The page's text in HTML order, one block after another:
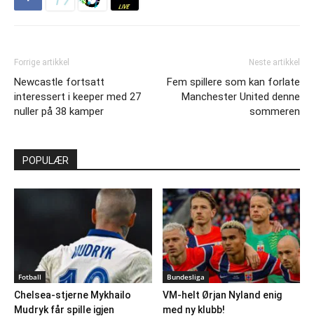
Forrige artikkel
Newcastle fortsatt
interessert i keeper med 27
nuller på 38 kamper
Neste artikkel
Fem spillere som kan forlate
Manchester United denne
sommeren
POPULÆR
Fotball
Chelsea-stjerne Mykhailo
Mudryk får spille igjen
Bundesliga
VM-helt Ørjan Nyland enig
med ny klubb!